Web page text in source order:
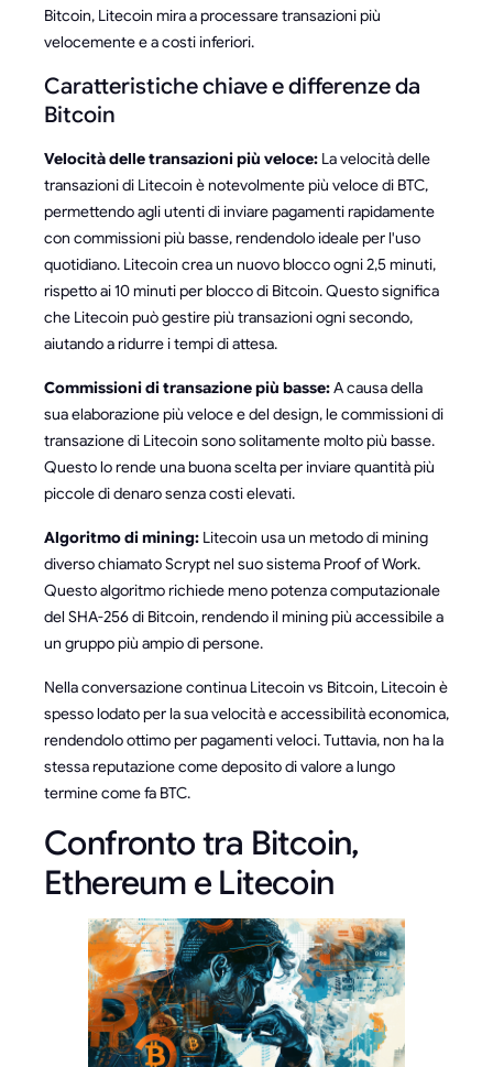
Bitcoin, Litecoin mira a processare transazioni più
velocemente e a costi inferiori.
Caratteristiche chiave e differenze da
Bitcoin
Velocità delle transazioni più veloce: La velocità delle
transazioni di Litecoin è notevolmente più veloce di BTC,
permettendo agli utenti di inviare pagamenti rapidamente
con commissioni più basse, rendendolo ideale per l'uso
quotidiano. Litecoin crea un nuovo blocco ogni 2,5 minuti,
rispetto ai 10 minuti per blocco di Bitcoin. Questo significa
che Litecoin può gestire più transazioni ogni secondo,
aiutando a ridurre i tempi di attesa.
Commissioni di transazione più basse:A causa della
sua elaborazione più veloce e del design, le commissioni di
transazione di Litecoin sono solitamente molto più basse.
Questo lo rende una buona scelta per inviare quantità più
piccole di denaro senza costi elevati.
Algoritmo di mining: Litecoin usa un metodo di mining
diverso chiamato Scrypt nel suo sistema Proof of Work.
Questo algoritmo richiede meno potenza computazionale
del SHA-256 di Bitcoin, rendendo il mining più accessibile a
un gruppo più ampio di persone.
Nella conversazione continua Litecoin vs Bitcoin, Litecoin è
spesso lodato per la sua velocità e accessibilità economica,
rendendolo ottimo per pagamenti veloci. Tuttavia, non ha la
stessa reputazione come deposito di valore a lungo
termine come fa BTC.
Confronto tra Bitcoin,
Ethereum e Litecoin